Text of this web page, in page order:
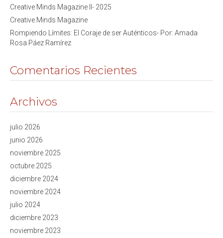
Creative Minds Magazine II- 2025
Creative Minds Magazine
Rompiendo Límites: El Coraje de ser Auténticos- Por: Amada
Rosa Páez Ramírez
Comentarios Recientes
Archivos
julio 2026
junio 2026
noviembre 2025
octubre 2025
diciembre 2024
noviembre 2024
julio 2024
diciembre 2023
noviembre 2023